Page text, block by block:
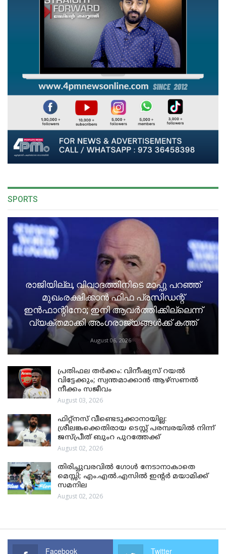
SPORTS
രാജിയില്ല, വിവാദത്തിനിടെ മാപ്പു പറഞ്ഞ്
മുഖംരക്ഷിക്കാൻ ഫിഫ പ്രസിഡന്റ്
ഇൻഫാന്റിനോ; ഇനി ആവർത്തിക്കില്ലെന്ന്
വ്യക്തമാക്കി അംഗരാജ്യങ്ങൾക്ക് കത്ത്
August 06, 2026
പ്രതിഫല തർക്കം: വിനീഷ്യസ് റയൽ
വിട്ടേക്കും; സ്വന്തമാക്കാൻ ആഴ്സണൽ
നീക്കം സജീവം
August 03, 2026
ഫിറ്റ്നസ് വീണ്ടെടുക്കാനായില്ല:
ശ്രീലങ്കക്കെതിരായ ടെസ്റ്റ് പരമ്പരയിൽ നിന്ന്
ജസ്പ്രീത് ബുംറ പുറത്തേക്ക്
August 02, 2026
തിരിച്ചുവരവിൽ ഗോൾ നേടാനാകാതെ
മെസ്സി; എം.എൽ.എസിൽ ഇന്റർ മയാമിക്ക്
സമനില
August 02, 2026
Facebook Twitter